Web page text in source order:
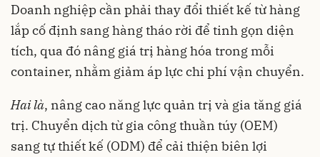
Doanh nghiệp cần phải thay đổi thiết kế từ hàng
lắp cố định sang hàng tháo rời để tinh gọn diện
tích, qua đó nâng giá trị hàng hóa trong mỗi
container, nhằm giảm áp lực chi phí vận chuyển.
Hai là, nâng cao năng lực quản trị và gia tăng giá
trị. Chuyển dịch từ gia công thuần túy (OEM)
sang tự thiết kế (ODM) để cải thiện biên lợi